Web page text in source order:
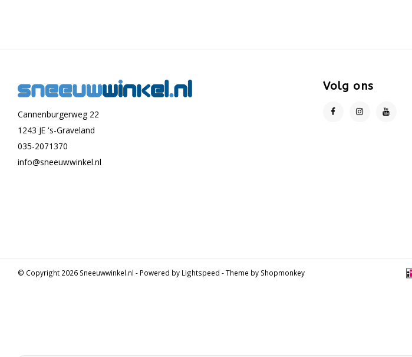
Cannenburgerweg 22
1243 JE 's-Graveland
035-2071370
info@sneeuwwinkel.nl
Volg ons
© Copyright 2026 Sneeuwwinkel.nl - Powered by Lightspeed - Theme by Shopmonkey